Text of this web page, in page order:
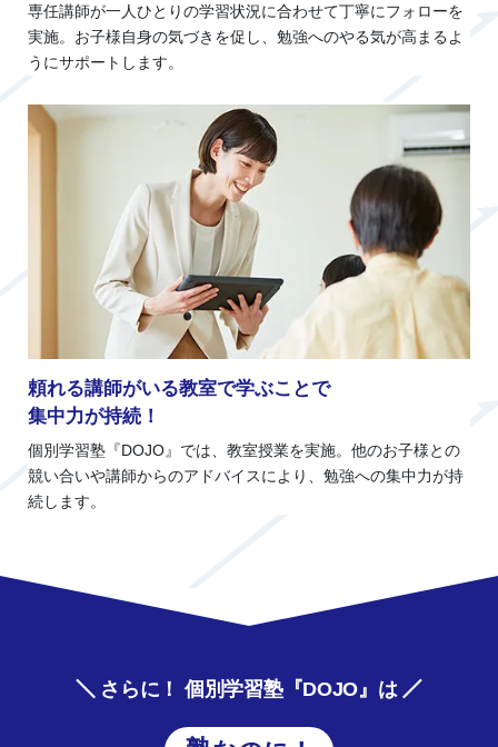
専任講師が一人ひとりの学習状況に合わせて丁寧にフォローを
実施。お子様自身の気づきを促し、勉強へのやる気が高まるよ
うにサポートします。
頼れる講師がいる教室で学ぶことで
集中力が持続！
個別学習塾『DOJO』では、教室授業を実施。他のお子様との
競い合いや講師からのアドバイスにより、勉強への集中力が持
続します。
さらに！ 個別学習塾『DOJO』は